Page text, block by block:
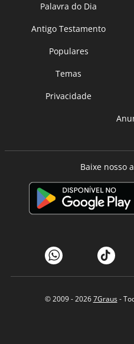
Palavra do Dia
Antigo Testamento
Populares
Temas
Privacidade
Baixe nosso
© 2009 - 20267Graus-